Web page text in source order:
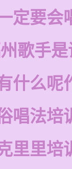
定要会
歌手
什么呢
唱法培
里里培